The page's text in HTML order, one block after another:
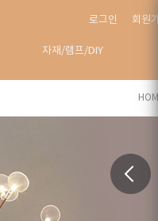
로그인 회원
자재/램프/DIY